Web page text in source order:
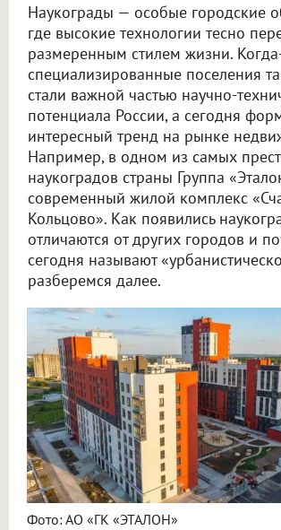
Наукограды — особые городские
где высокие технологии тесно
размеренным стилем жизни.
специализированные поселения
стали важной частью научно-
потенциала России, а сегодня
интересный тренд на рынке
Например, в одном из самых
наукоградов страны Группа
современный жилой комплекс
Кольцово». Как появились
отличаются от других городов и
сегодня называют
разберемся далее.
Фото: АО «ГК «ЭТАЛОН»